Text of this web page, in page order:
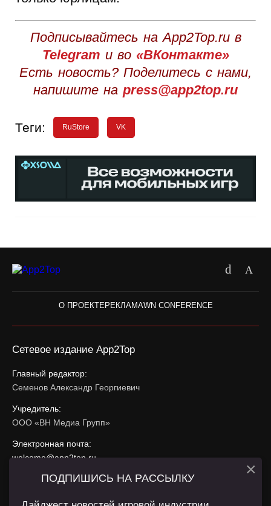
Подписывайтесь на App2Top.ru в
Telegram и во «ВКонтакте»
Есть новость? Поделитесь с нами,
напишите на press@app2top.ru
Теги: RuStore VK
О ПРОЕКТЕРЕКЛАМАWN CONFERENCE
Сетевое издание App2Top
Главный редактор:
Семенов Александр Георгиевич
Учредитель:
ООО «ВН Медиа Групп»
Электронная почта:
welcome@app2top.ru
При использовании материалов активная ссылка на
ПОДПИШИСЬ НА РАССЫЛКУ ×